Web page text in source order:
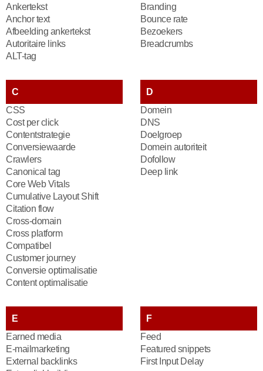
Ankertekst
Anchor text
Afbeelding ankertekst
Autoritaire links
ALT-tag
Branding
Bounce rate
Bezoekers
Breadcrumbs
C
CSS
Cost per click
Contentstrategie
Conversiewaarde
Crawlers
Canonical tag
Core Web Vitals
Cumulative Layout Shift
Citation flow
Cross-domain
Cross platform
Compatibel
Customer journey
Conversie optimalisatie
Content optimalisatie
D
Domein
DNS
Doelgroep
Domein autoriteit
Dofollow
Deep link
E
Earned media
E-mailmarketing
External backlinks
F
Feed
Featured snippets
First Input Delay